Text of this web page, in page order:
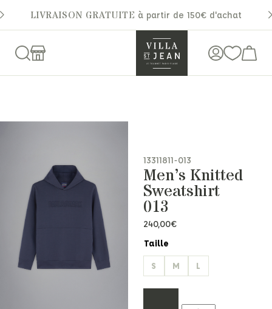
LIVRAISON GRATUITE à partir de 150€ d'achat
13311811-013
Men’s Knitted
Sweatshirt
013
240,00€
Taille
S
M L